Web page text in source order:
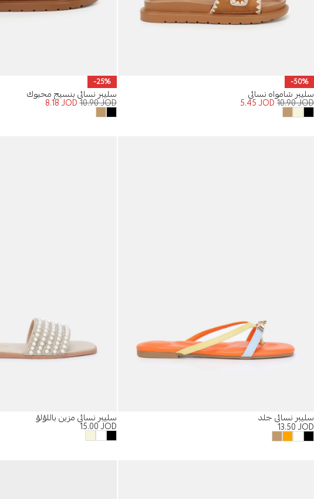
-50%
سليبر شامواه نسائي
10.90JOD
5.45JOD
-25%
سليبر نسائي بنسيج محبوك
10.90JOD
8.18JOD
سليبر نسائي جلد
13.50JOD
سليبر نسائي مزين باللؤلؤ
15.00JOD